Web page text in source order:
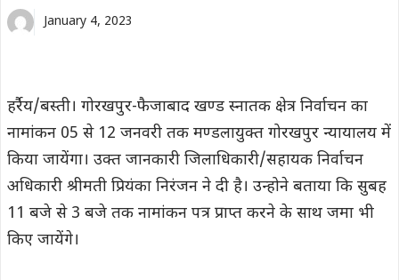
January 4, 2023
हर्रैय/बस्ती। गोरखपुर-फैजाबाद खण्ड स्नातक क्षेत्र निर्वाचन का
नामांकन 05 से 12 जनवरी तक मण्डलायुक्त गोरखपुर न्यायालय में
किया जायेंगा। उक्त जानकारी जिलाधिकारी/सहायक निर्वाचन
अधिकारी श्रीमती प्रियंका निरंजन ने दी है। उन्होने बताया कि सुबह
11 बजे से 3 बजे तक नामांकन पत्र प्राप्त करने के साथ जमा भी
किए जायेंगे।